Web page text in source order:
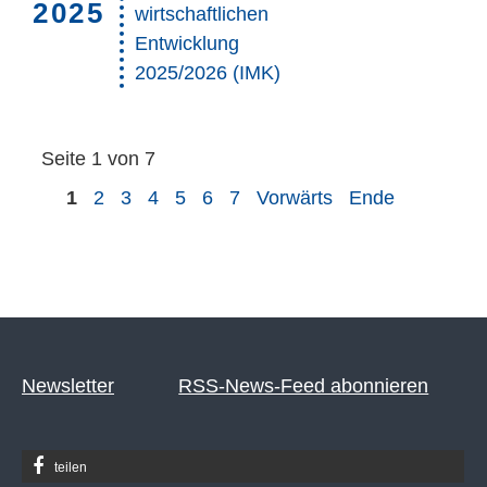
2025
wirtschaftlichen
Entwicklung
2025/2026 (IMK)
Seite 1 von 7
1
2 3 4 5 6 7 Vorwärts Ende
Newsletter RSS-News-Feed abonnieren
teilen